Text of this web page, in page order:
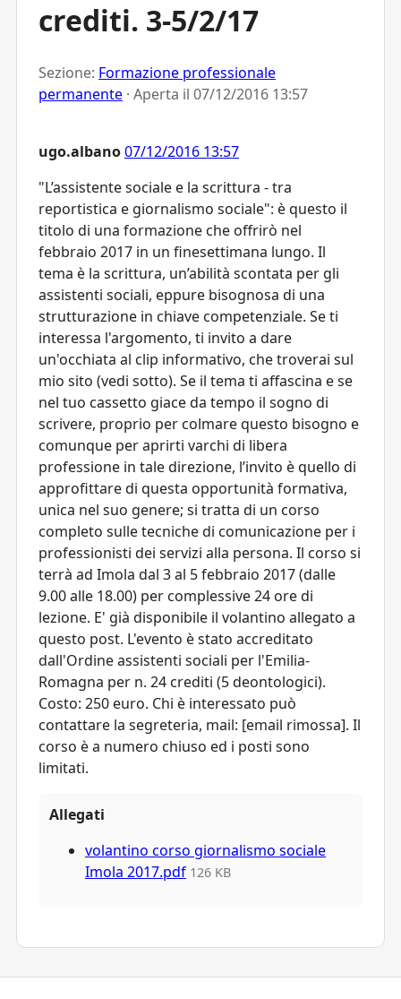
crediti. 3-5/2/17
Sezione: Formazione professionale
permanente · Aperta il 07/12/2016 13:57
ugo.albano07/12/2016 13:57
"L’assistente sociale e la scrittura - tra
reportistica e giornalismo sociale": è questo il
titolo di una formazione che offrirò nel
febbraio 2017 in un finesettimana lungo. Il
tema è la scrittura, un’abilità scontata per gli
assistenti sociali, eppure bisognosa di una
strutturazione in chiave competenziale. Se ti
interessa l'argomento, ti invito a dare
un'occhiata al clip informativo, che troverai sul
mio sito (vedi sotto). Se il tema ti affascina e se
nel tuo cassetto giace da tempo il sogno di
scrivere, proprio per colmare questo bisogno e
comunque per aprirti varchi di libera
professione in tale direzione, l’invito è quello di
approfittare di questa opportunità formativa,
unica nel suo genere; si tratta di un corso
completo sulle tecniche di comunicazione per i
professionisti dei servizi alla persona. Il corso si
terrà ad Imola dal 3 al 5 febbraio 2017 (dalle
9.00 alle 18.00) per complessive 24 ore di
lezione. E' già disponibile il volantino allegato a
questo post. L'evento è stato accreditato
dall'Ordine assistenti sociali per l'Emilia-
Romagna per n. 24 crediti (5 deontologici).
Costo: 250 euro. Chi è interessato può
contattare la segreteria, mail: [email rimossa]. Il
corso è a numero chiuso ed i posti sono
limitati.
Allegati
volantino corso giornalismo sociale
Imola 2017.pdf 126 KB